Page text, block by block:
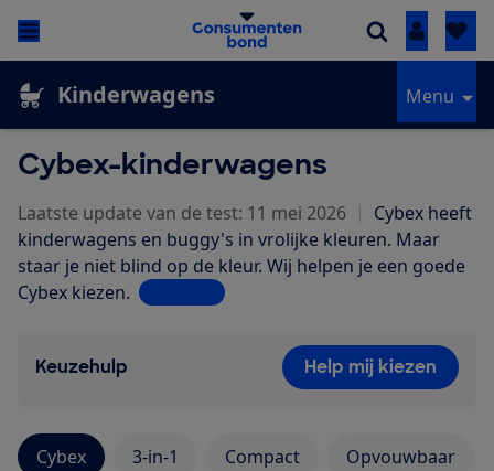
Inloggen
Kinderwagens Menu
Cybex-kinderwagens
Laatste update van de test: 11 mei 2026 | Cybex heeft
kinderwagens en buggy's in vrolijke kleuren. Maar
staar je niet blind op de kleur. Wij helpen je een goede
Cybex kiezen. Lees meer
Keuzehulp Help mij kiezen
Cybex 3-in-1 Compact Opvouwbaar